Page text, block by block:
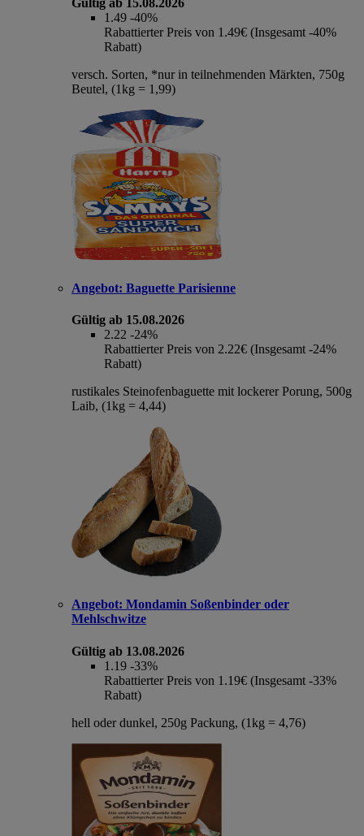
Gültig ab 15.08.2026
1.49 -40%
Rabattierter Preis von 1.49€ (Insgesamt -40%
Rabatt)
versch. Sorten, *nur in teilnehmenden Märkten, 750g
Beutel, (1kg = 1,99)
Angebot: Baguette Parisienne
Gültig ab 15.08.2026
2.22 -24%
Rabattierter Preis von 2.22€ (Insgesamt -24%
Rabatt)
rustikales Steinofenbaguette mit lockerer Porung, 500g
Laib, (1kg = 4,44)
Angebot: Mondamin Soßenbinder oder
Mehlschwitze
Gültig ab 13.08.2026
1.19 -33%
Rabattierter Preis von 1.19€ (Insgesamt -33%
Rabatt)
hell oder dunkel, 250g Packung, (1kg = 4,76)